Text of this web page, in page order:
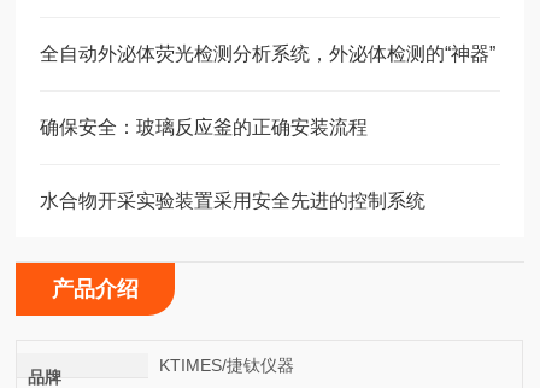
全自动外泌体荧光检测分析系统，外泌体检测的“神器”
确保安全：玻璃反应釜的正确安装流程
水合物开采实验装置采用安全先进的控制系统
产品介绍
品牌
KTIMES/捷钛仪器